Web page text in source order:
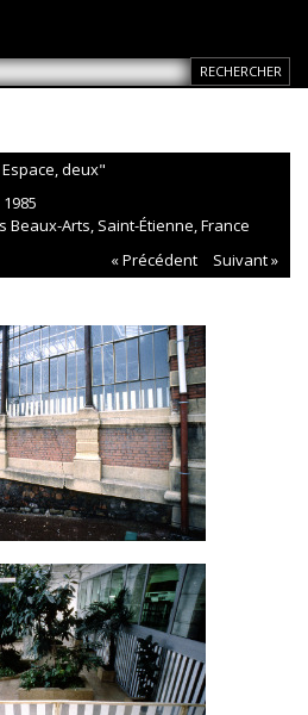
deux"
Beaux-Arts, Saint-Étienne, France
« Précédent
Suivant »